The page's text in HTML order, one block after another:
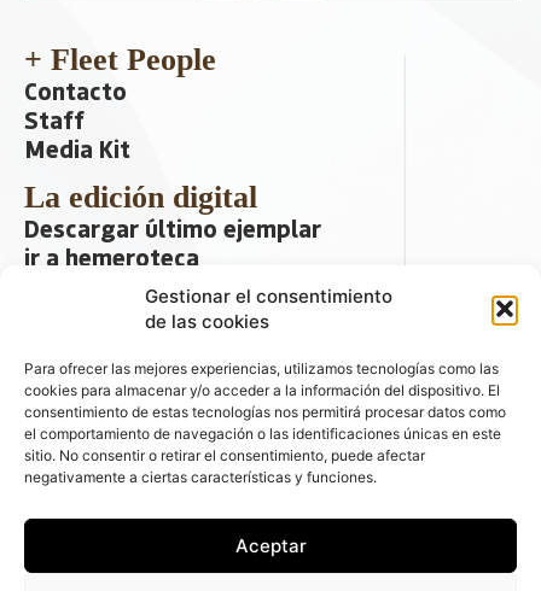
Gestionar el consentimiento
de las cookies
Para ofrecer las mejores experiencias, utilizamos tecnologías como las
cookies para almacenar y/o acceder a la información del dispositivo. El
consentimiento de estas tecnologías nos permitirá procesar datos como
el comportamiento de navegación o las identificaciones únicas en este
sitio. No consentir o retirar el consentimiento, puede afectar
negativamente a ciertas características y funciones.
Aceptar
+ Fleet People
Contacto
Staff
Media Kit
La edición digital
Descargar último ejemplar
ir a hemeroteca
+ Contenido en redes sociales
© 2026 FLEET PEOPLE . La web líder de
las flotas y el renting de automóviles -
C/ Fernández de la Hoz 70, 1ºB - 28003 -